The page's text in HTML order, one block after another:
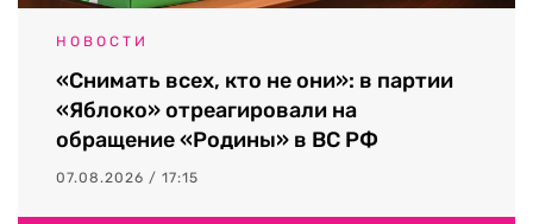
НОВОСТИ
«Снимать всех, кто не они»: в партии
«Яблоко» отреагировали на
обращение «Родины» в ВС РФ
07.08.2026 / 17:15